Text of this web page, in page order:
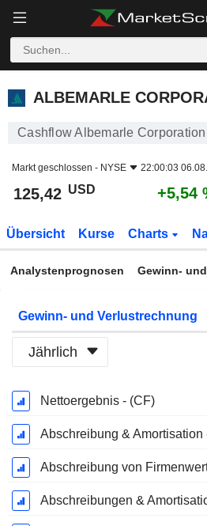
ALBEMARLE
Cashflow Albemarle Corporation
Markt geschlossen - NYSE 22:00:03
125,42 USD +5,54
Übersicht Kurse Charts
Analystenprognosen Gewinn-
Gewinn- und Verlustrechnung
Jährlich
Ende d.
Geschäftsjahres:
Dezember
Nettoergebnis - (CF)
Abschreibung & Amortisation
Abschreibungen &